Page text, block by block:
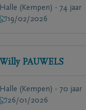
Halle (Kempen) - 74 jaar
19/02/2026
Willy PAUWELS
Halle (Kempen) - 70 jaar
26/01/2026